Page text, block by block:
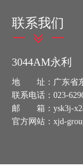
联系我们
3044AM永利
地 址：广东省东
联系电话：023-
邮 箱：ysk3j-
官方网站：xjd-